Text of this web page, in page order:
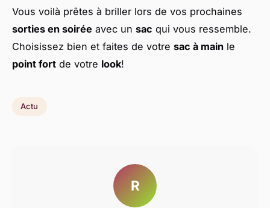
Vous voilà prêtes à briller lors de vos prochaines
sorties en soirée avec un sac qui vous ressemble.
Choisissez bien et faites de votre sac à main le
point fort de votre look!
Actu
R